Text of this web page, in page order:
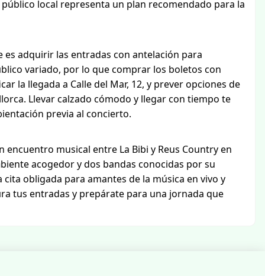
local representa un plan recomendado para la
adquirir las entradas con antelación para
variado, por lo que comprar los boletos con
la llegada a Calle del Mar, 12, y prever opciones de
Llevar calzado cómodo y llegar con tiempo te
previa al concierto.
encuentro musical entre La Bibi y Reus Country en
acogedor y dos bandas conocidas por su
obligada para amantes de la música en vivo y
tus entradas y prepárate para una jornada que